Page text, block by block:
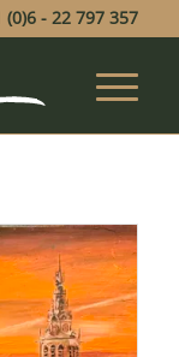
(0)6 - 22 797 357